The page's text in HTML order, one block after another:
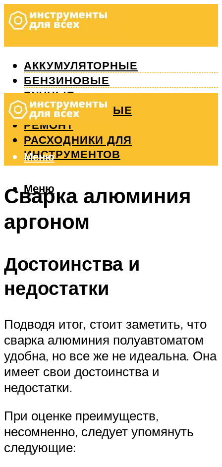
АККУМУЛЯТОРНЫЕ
БЕНЗИНОВЫЕ
РУЧНЫЕ
ИЗМЕРИТЕЛЬНЫЕ
РЕМОНТ
РАСХОДНИКИ ДЛЯ
ИНСТРУМЕНТОВ
Меню
Меню
Сварка алюминия
аргоном
Достоинства и
недостатки
Подводя итог, стоит заметить, что
сварка алюминия полуавтоматом
удобна, но все же не идеальна. Она
имеет свои достоинства и
недостатки.
При оценке преимуществ,
несомненно, следует упомянуть
следующие: